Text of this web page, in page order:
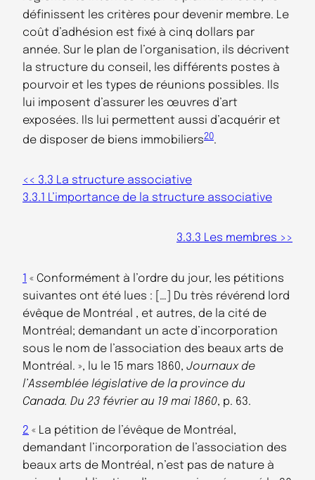
définissent les critères pour devenir membre. Le
coût d’adhésion est fixé à cinq dollars par
année. Sur le plan de l’organisation, ils décrivent
la structure du conseil, les différents postes à
pourvoir et les types de réunions possibles. Ils
lui imposent d’assurer les œuvres d’art
exposées. Ils lui permettent aussi d’acquérir et
de disposer de biens immobiliers20.
<< 3.3 La structure associative
3.3.1 L’importance de la structure associative
3.3.3 Les membres >>
1 « Conformément à l’ordre du jour, les pétitions
suivantes ont été lues : […] Du très révérend lord
évêque de Montréal , et autres, de la cité de
Montréal; demandant un acte d’incorporation
sous le nom de l’association des beaux arts de
Montréal. », lu le 15 mars 1860, Journaux de
l’Assemblée législative de la province du
Canada. Du 23 février au 19 mai 1860, p. 63.
2 « La pétition de l’évêque de Montréal,
demandant l’incorporation de l’association des
beaux arts de Montréal, n’est pas de nature à